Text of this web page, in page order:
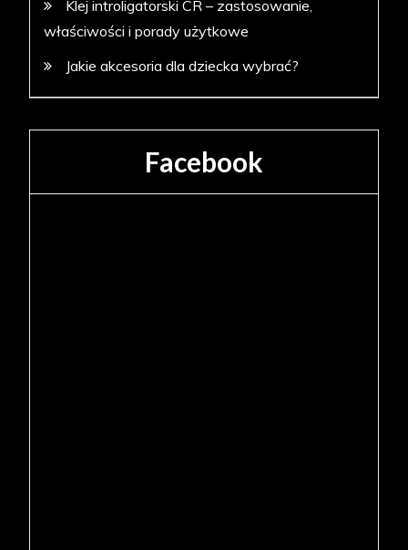
Klej introligatorski CR – zastosowanie,
właściwości i porady użytkowe
Jakie akcesoria dla dziecka wybrać?
Facebook